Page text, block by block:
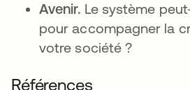
Avenir. Le système
pour accompagner la
votre société ?
Références